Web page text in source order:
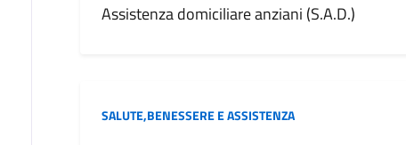
Assistenza domiciliare anziani (S.A.D.)
Categoria:
SALUTE,BENESSERE E ASSISTENZA